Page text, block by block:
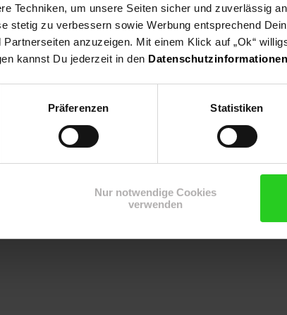
Techniken, um unsere Seiten sicher und zuverlässig
stetig zu verbessern sowie Werbung entsprechend
anzuzeigen. Mit einem Klick auf „Ok“
kannst Du jederzeit in den Datenschutzinformationen
Präferenzen Statistiken
Nur notwendige Cookies
verwenden
im Produktbereich Zeitmesser, Wetterstationen,
Miraval Germany verbirgt sich Schönes, Praktisches